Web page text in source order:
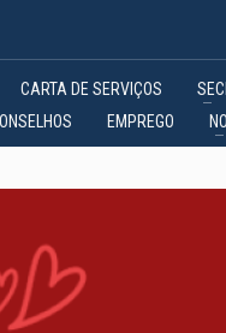
CARTA DE SERVIÇOS
EMPREGO